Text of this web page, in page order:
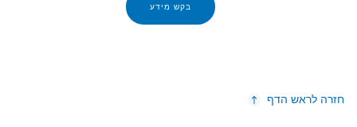
בקש מידע
חזרה לראש הדף